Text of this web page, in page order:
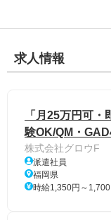
求人情報
「月25万円可
験OK/QM・
株式会社グロウF
派遣社員
福岡県
時給1,350円～